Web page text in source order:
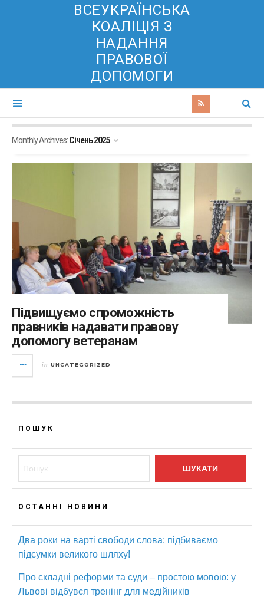
ВСЕУКРАЇНСЬКА
КОАЛІЦІЯ З
НАДАННЯ
ПРАВОВОЇ
ДОПОМОГИ
Monthly Archives:Січень 2025
Підвищуємо спроможність
правників надавати правову
допомогу ветеранам
in UNCATEGORIZED
ПОШУК
ОСТАННІ НОВИНИ
Два роки на варті свободи слова: підбиваємо
підсумки великого шляху!
Про складні реформи та суди – простою мовою: у
Львові відбувся тренінг для медійників